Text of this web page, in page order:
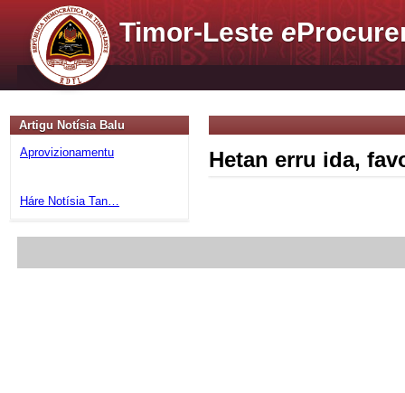
Timor-Lestee
Artigu Notísia Balu
Aprovizionamentu
Háre Notísia Tan…
Hetan erru ida,